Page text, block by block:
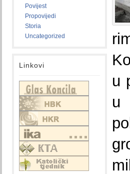
Povijest
Propovijedi
Storia
Uncategorized
Linkovi
u
u